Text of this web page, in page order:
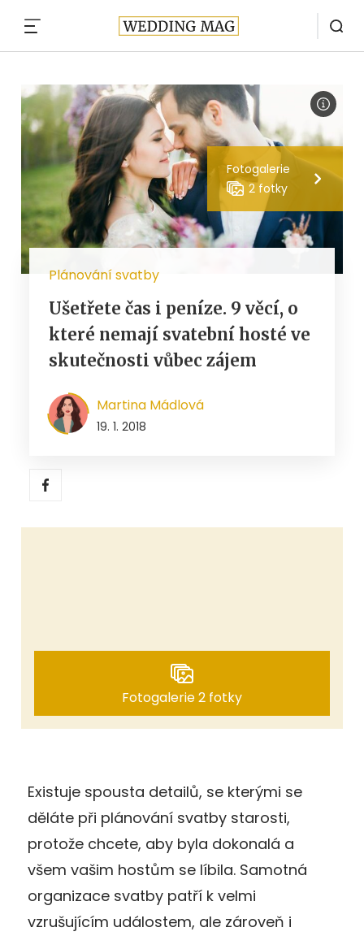
Fotogalerie
2 fotky
Plánování svatby
Ušetřete čas i peníze. 9 věcí, o
které nemají svatební hosté ve
skutečnosti vůbec zájem
Martina Mádlová
19. 1. 2018
Fotogalerie 2 fotky
Existuje spousta detailů, se kterými se
děláte při plánování svatby starosti,
protože chcete, aby byla dokonalá a
všem vašim hostům se líbila. Samotná
organizace svatby patří k velmi
vzrušujícím událostem, ale zároveň i